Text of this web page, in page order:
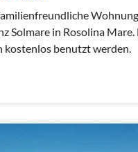
Solmare in Rosolina Mare.
kostenlos benutzt werden.